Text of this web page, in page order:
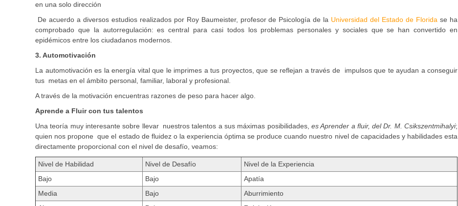
en una solo dirección
De acuerdo a diversos estudios realizados por Roy Baumeister, profesor de Psicología de la Universidad del Estado de Floridase ha
comprobado que la autorregulación: es central para casi todos los problemas personales y sociales que se han convertido en
epidémicos entre los ciudadanos modernos.
3. Automotivación
La automotivación es la energía vital que le imprimes a tus proyectos, que se reflejan a través de impulsos que te ayudan a conseguir
tus metas en el ámbito personal, familiar, laboral y profesional.
A través de la motivación encuentras razones de peso para hacer algo.
Aprende a Fluir con tus talentos
Una teoría muy interesante sobre llevar nuestros talentos a sus máximas posibilidades, es Aprender a fluir, del Dr. M. Csikszentmihalyi;
quien nos propone que el estado de fluidez o la experiencia óptima se produce cuando nuestro nivel de capacidades y habilidades esta
directamente proporcional con el nivel de desafío, veamos:
Nivel de Habilidad Nivel de Desafío
Nivel de la Experiencia
Bajo
Bajo
Apatía
Media
Bajo
Aburrimiento